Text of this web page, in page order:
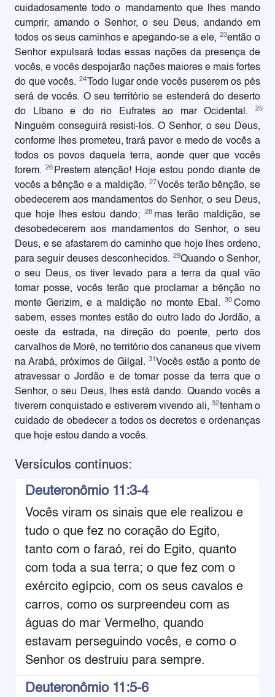
cuidadosamente todo o mandamento que lhes mando
cumprir, amando o Senhor, o seu Deus, andando em
todos os seus caminhos e apegando-se a ele, 23então o
Senhor expulsará todas essas nações da presença de
vocês, e vocês despojarão nações maiores e mais fortes
do que vocês.24
Todo lugar onde vocês puserem os pés
será de vocês. O seu território se estenderá do deserto
do Líbano e do rio Eufrates ao mar Ocidental.
25
Ninguém conseguirá resisti-los. O Senhor, o seu Deus,
conforme lhes prometeu, trará pavor e medo de vocês a
todos os povos daquela terra, aonde quer que vocês
forem. 26 Prestem atenção! Hoje estou pondo diante de
vocês a bênção e a maldição.27Vocês terão bênção, se
obedecerem aos mandamentos do Senhor, o seu Deus,
que hoje lhes estou dando;
28 mas terão maldição, se
desobedecerem aos mandamentos do Senhor, o seu
Deus, e se afastarem do caminho que hoje lhes ordeno,
para seguir deuses desconhecidos. 29Quando o Senhor,
o seu Deus, os tiver levado para a terra da qual vão
tomar posse, vocês terão que proclamar a bênção no
monte Gerizim, e a maldição no monte Ebal.
30 Como
sabem, esses montes estão do outro lado do Jordão, a
oeste da estrada, na direção do poente, perto dos
carvalhos de Moré, no território dos cananeus que vivem
na Arabá, próximos de Gilgal. 31 Vocês estão a ponto de
atravessar o Jordão e de tomar posse da terra que o
Senhor, o seu Deus, lhes está dando. Quando vocês a
tiverem conquistado e estiverem vivendo ali, 32tenham o
cuidado de obedecer a todos os decretos e ordenanças
que hoje estou dando a vocês.
Versículos contínuos:
Deuteronômio 11:3-4
Vocês viram os sinais que ele realizou e
tudo o que fez no coração do Egito,
tanto com o faraó, rei do Egito, quanto
com toda a sua terra; o que fez com o
exército egípcio, com os seus cavalos e
carros, como os surpreendeu com as
águas do mar Vermelho, quando
estavam perseguindo vocês, e como o
Senhor os destruiu para sempre.
Deuteronômio 11:5-6